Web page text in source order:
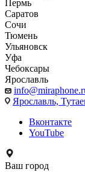
Пермь
Саратов
Сочи
Тюмень
Ульяновск
Уфа
Чебоксары
Ярославль
Ярославль,
Вконтакте
YouTube
Ваш город